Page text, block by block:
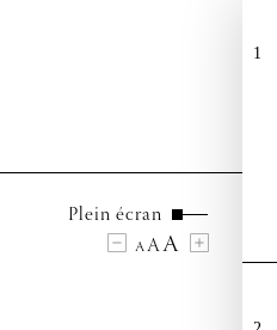
Plein écran
AAA
1